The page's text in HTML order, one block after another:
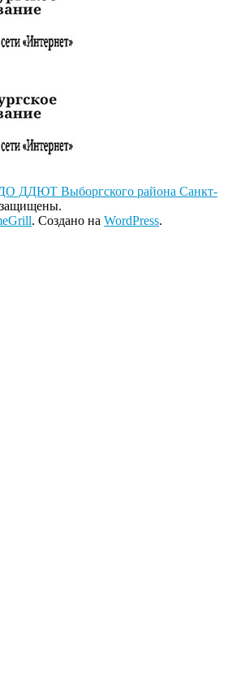
ДДЮТ Выборгского района Санкт-
. Создано на WordPress.